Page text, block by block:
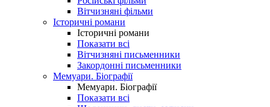
Вітчизняні фільми
Історичні романи
Історичні романи
Показати всі
Вітчизняні письменники
Закордонні письменники
Мемуари. Біографії
Мемуари. Біографії
Показати всі